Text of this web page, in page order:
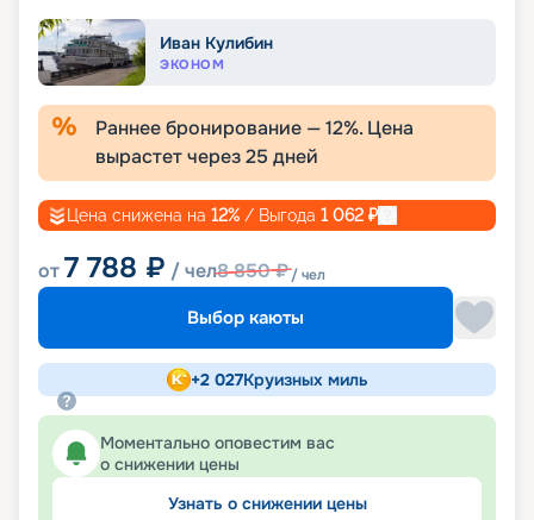
Иван Кулибин
ЭКОНОМ
Раннее бронирование —12%. Цена
вырастет через25 дней
Цена снижена на 12% / Выгода 1 062 ₽
от7 788 ₽ / чел8 850₽/ чел
Выбор каюты
+2 027Круизных миль
Моментально оповестим вас
о снижении цены
Узнать о снижении цены